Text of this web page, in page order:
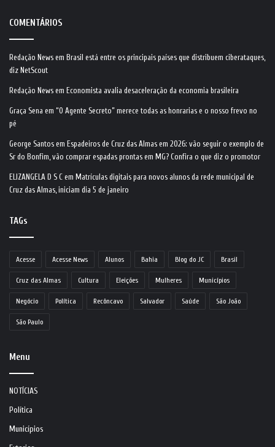
COMENTÁRIOS
Redação News em Brasil está entre os principais países que distribuem ciberataques,
diz NetScout
Redação News em Economista avalia desaceleração da economia brasileira
Graça Sena em “O Agente Secreto” merece todas as honrarias e o nosso frevo no
pé
George Santos em Espadeiros de Cruz das Almas em 2026: vão seguir o exemplo de
Sr do Bonfim, vão comprar espadas prontas em MG? Confira o que diz o promotor
ELIZANGELA D S C em Matrículas digitais para novos alunos da rede municipal de
Cruz das Almas, iniciam dia 5 de janeiro
TAGs
Acesse Acesse News Alunos Bahia Blog do JC Brasil
Cruz das Almas Cultura Eleições Mulheres Municípios
Negócio Política Recôncavo Salvador Saúde São João
São Paulo
Menu
NOTÍCIAS
Política
Municípios